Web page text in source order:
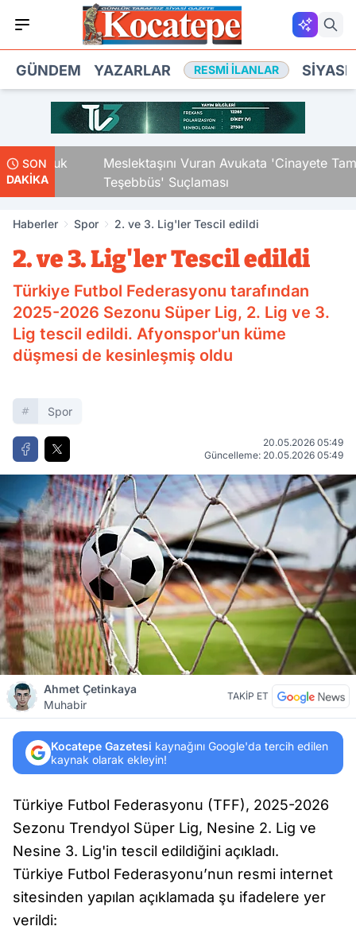
GÜNDEM YAZARLAR RESMI İLANLAR
SON
DAKİKA
Çocuk
Meslektaşını Vuran Avukata 'Cinayete Tam
Teşebbüs' Suçlaması
Haberler Spor 2. ve 3. Lig'ler Tescil edildi
2. ve 3. Lig'ler Tescil edildi
Türkiye Futbol Federasyonu tarafından
2025-2026 Sezonu Süper Lig, 2. Lig ve 3.
Lig tescil edildi. Afyonspor'un küme
düşmesi de kesinleşmiş oldu
Spor
20.05.2026 05:49
Güncelleme: 20.05.2026 05:49
Ahmet Çetinkaya
Muhabir
TAKİP ET
Kocatepe Gazetesi kaynağını Google'da tercih edilen
kaynak olarak ekleyin!
Türkiye Futbol Federasyonu (TFF), 2025-2026
Sezonu Trendyol Süper Lig, Nesine 2. Lig ve
Nesine 3. Lig'in tescil edildiğini açıkladı.
Türkiye Futbol Federasyonu’nun resmi internet
sitesinden yapılan açıklamada şu ifadelere yer
verildi: